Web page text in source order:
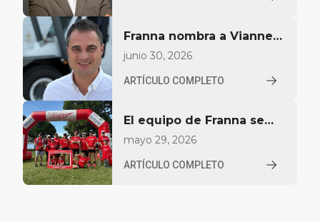
nombramiento de un
ventas
Franna nombra a Vianney
Largillier para impulsar el
Norteamérica
junio 30, 2026
ARTÍCULO COMPLETO
El equipo de Franna se
vuelca con YoungCare
mayo 29, 2026
ARTÍCULO COMPLETO